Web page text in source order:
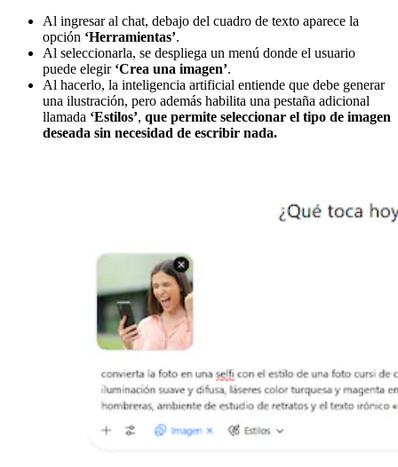
Al ingresar al chat, debajo del cuadro de texto aparece la
opción ‘Herramientas’.
Al seleccionarla, se despliega un menú donde el usuario
puede elegir ‘Crea una imagen’.
Al hacerlo, la inteligencia artificial entiende que debe generar
una ilustración, pero además habilita una pestaña adicional
llamada ‘Estilos’, que permite seleccionar el tipo de imagen
deseada sin necesidad de escribir nada.